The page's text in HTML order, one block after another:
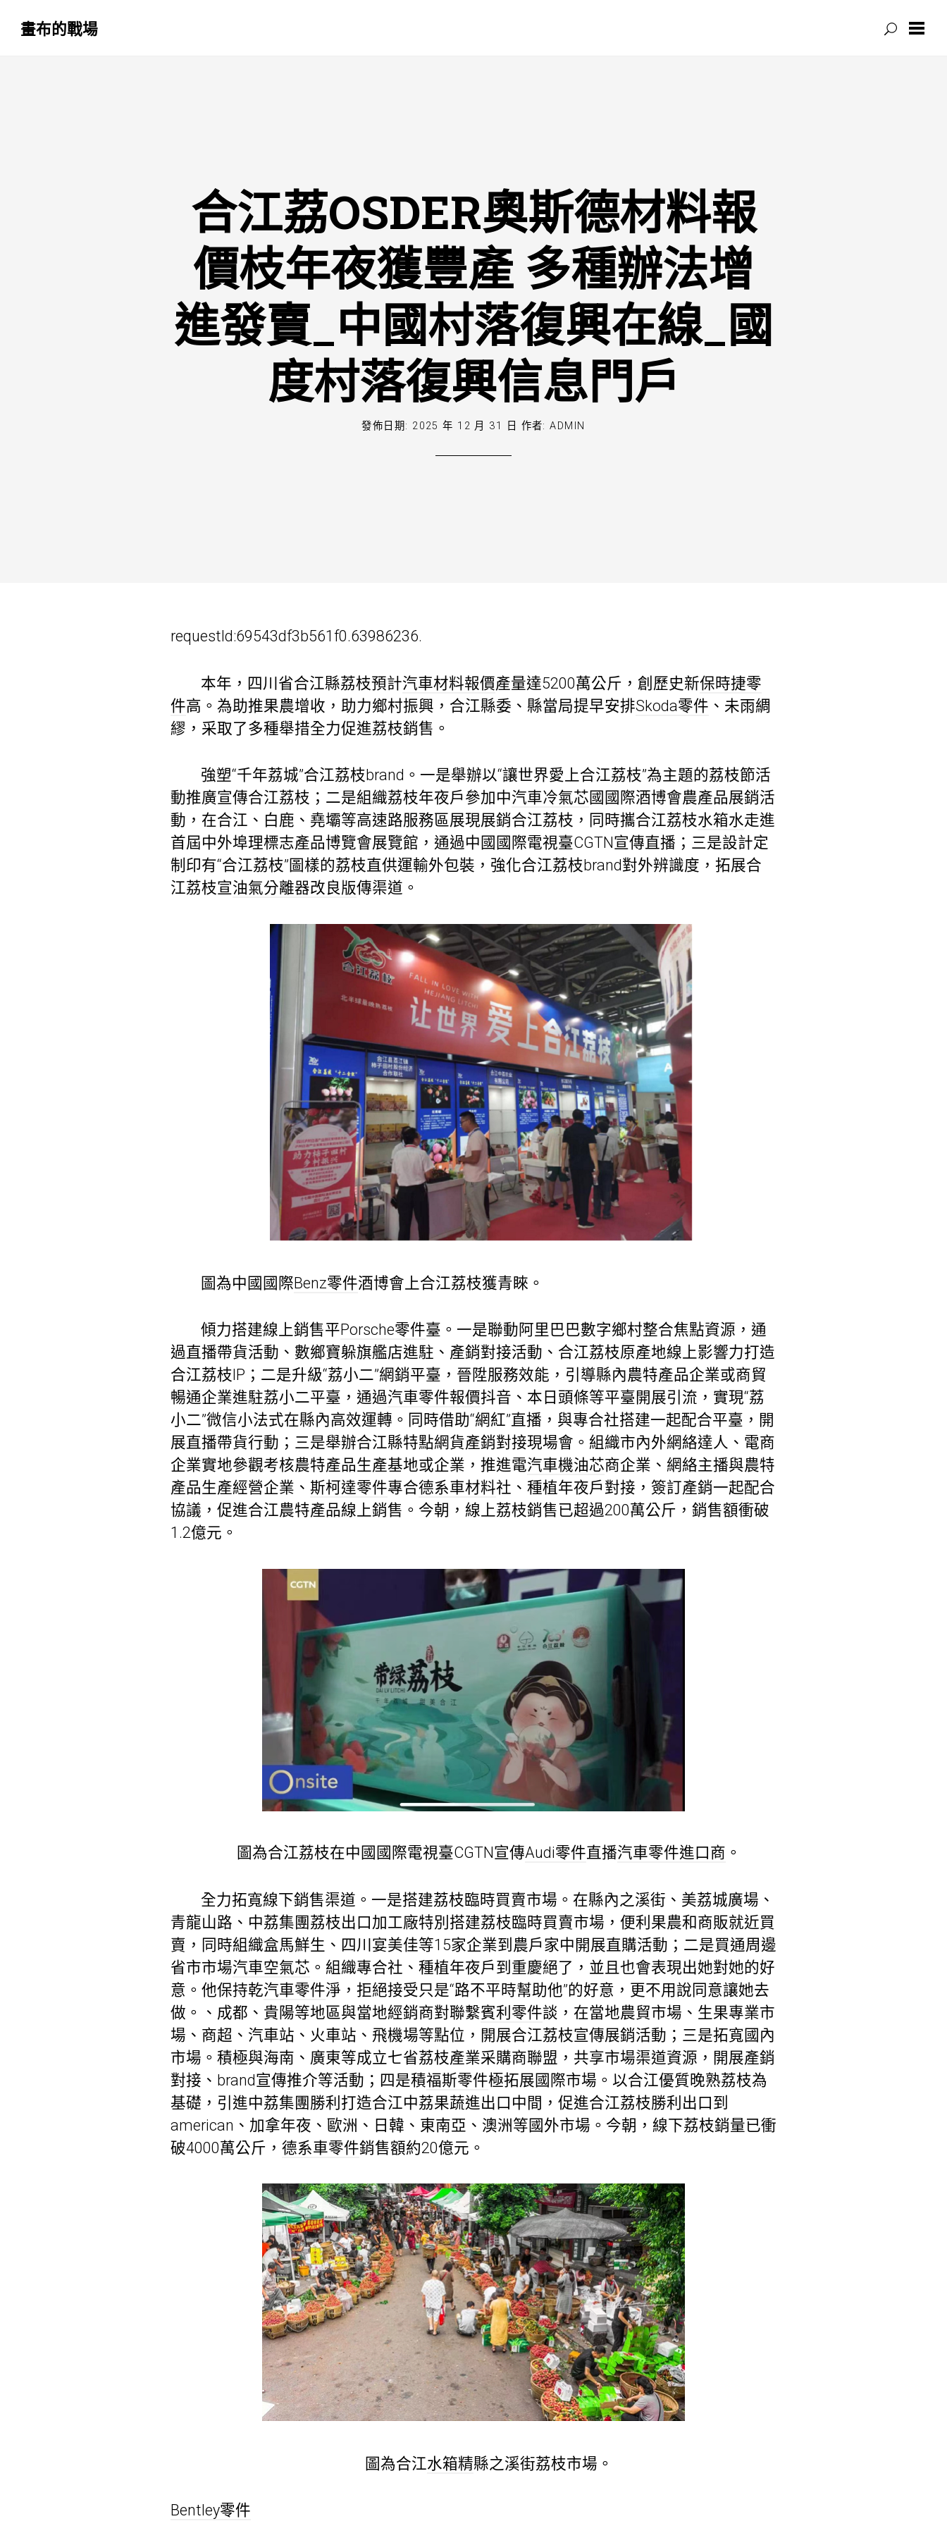
畫布的戰場
合江荔OSDER奧斯德材料報
價枝年夜獲豐產 多種辦法增
進發賣_中國村落復興在線_國
度村落復興信息門戶
發佈日期: 2025 年 12 月 31 日 作者:ADMIN
requestId:69543df3b561f0.63986236.
本年，四川省合江縣荔枝預計汽車材料報價產量達5200萬公斤，創歷史新保時捷零
件高。為助推果農增收，助力鄉村振興，合江縣委、縣當局提早安排Skoda零件 、未雨綢
繆，采取了多種舉措全力促進荔枝銷售。
強塑“千年荔城”合江荔枝brand。一是舉辦以“讓世界愛上合江荔枝”為主題的荔枝節活
動推廣宣傳合江荔枝；二是組織荔枝年夜戶參加中汽車冷氣芯 國國際酒博會農產品展銷活
動，在合江、白鹿、堯壩等高速路服務區展現展銷合江荔枝，同時攜合江荔枝水箱水走進
首屆中外埠理標志產品博覽會展覽館，通過中國國際電視臺CGTN宣傳直播；三是設計定
制印有“合江荔枝”圖樣的荔枝直供運輸外包裝，強化合江荔枝brand對外辨識度，拓展合
江荔枝宣油氣分離器改良版傳渠道。
圖為中國國際Benz零件酒博會上合江荔枝獲青睞。
傾力搭建線上銷售平Porsche零件臺。一是聯動阿里巴巴數字鄉村整合焦點資源，通
過直播帶貨活動、數鄉寶躲旗艦店進駐、產銷對接活動、合江荔枝原產地線上影響力打造
合江荔枝IP；二是升級“荔小二”網銷平臺，晉陞服務效能，引導縣內農特產品企業或商貿
暢通企業進駐荔小二平臺，通過汽車零件報價抖音、本日頭條等平臺開展引流，實現“荔
小二”微信小法式在縣內高效運轉。同時借助“網紅”直播，與專合社搭建一起配合平臺，開
展直播帶貨行動；三是舉辦合江縣特點網貨產銷對接現場會。組織市內外網絡達人、電商
企業實地參觀考核農特產品生產基地或企業，推進電汽車機油芯商企業、網絡主播與農特
產品生產經營企業、 斯柯達零件專合德系車材料社、種植年夜戶對接，簽訂產銷一起配合
協議，促進合江農特產品線上銷售。今朝，線上荔枝銷售已超過200萬公斤，銷售額衝破
1.2億元。
圖為合江荔枝在中國國際電視臺CGTN宣傳Audi零件直播汽車零件進口商 。
全力拓寬線下銷售渠道。一是搭建荔枝臨時買賣市場。在縣內之溪街、美荔城廣場、
青龍山路、中荔集團荔枝出口加工廠特別搭建荔枝臨時買賣市場，便利果農和商販就近買
賣，同時組織盒馬鮮生、四川宴美佳等15家企業到農戶家中開展直購活動；二是買通周邊
省市市場汽車空氣芯 。組織專合社、種植年夜戶到重慶絕了，並且也會表現出她對她的好
意。他保持乾汽車零件淨，拒絕接受只是“路不平時幫助他”的好意，更不用說同意讓她去
做。、成都、貴陽等地區與當地經銷商對聯繫賓利零件談，在當地農貿市場、生果專業市
場、商超、汽車站、火車站、飛機場等點位，開展合江荔枝宣傳展銷活動；三是拓寬國內
市場。積極與海南、廣東等成立七省荔枝產業采購商聯盟，共享市場渠道資源，開展產銷
對接、brand宣傳推介等活動；四是積福斯零件極拓展國際市場。以合江優質晚熟荔枝為
基礎，引進中荔集團勝利打造合江中荔果蔬進出口中間，促進合江荔枝勝利出口到
american、加拿年夜、歐洲、日韓、東南亞、澳洲等國外市場。今朝，線下荔枝銷量已衝
破4000萬公斤， 德系車零件銷售額約20億元。
圖為合江水箱精縣之溪街荔枝市場。
Bentley零件